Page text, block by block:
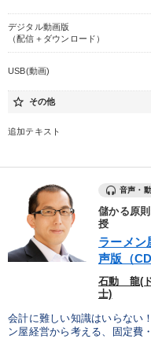
デジタル動画版
（配信＋ダウンロード）
USB(動画)
star_border その他
追加テキスト
音声・
儲かる原
授
ラーメン
声版（
石動 龍(ド
士)
会計に難しい知識はいらない
ン屋経営から考える、固定費